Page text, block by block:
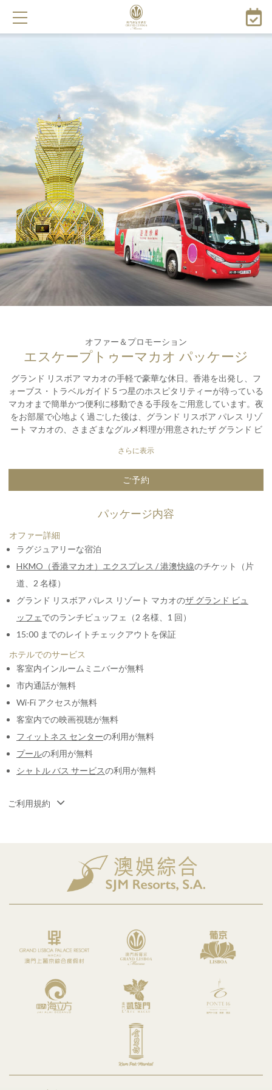
に
移
動
オファー＆プロモーション
エスケープトゥーマカオ パッケージ
グランド リスボア マカオの手軽で豪華な休日。香港を出発し、フ
ォーブス・トラベルガイド 5 つ星のホスピタリティーが待っている
マカオまで簡単かつ便利に移動できる手段をご用意しています。夜
をお部屋で心地よく過ごした後は、グランド リスボア パレス リゾ
ート マカオの、さまざまなグルメ料理が用意されたザ グランド ビ
へのバケーションが気軽にできるこのパッケージでこの街の魅力を
探ってみませんか。
さらに表示
ご予約
パッケージ内容
オファー詳細
ラグジュアリーな宿泊
HKMO（香港マカオ）エクスプレス / 港澳快線のチケット（片
道、2 名様）
グランド リスボア パレス リゾート マカオのザ グランド ビュ
ッフェ でのランチビュッフェ（2 名様、1 回）
15:00 までのレイトチェックアウトを保証
ホテルでのサービス
客室内インルームミニバーが無料
市内通話が無料
Wi-Fi アクセスが無料
客室内での映画視聴が無料
フィットネス センターの利用が無料
プールの利用が無料
シャトル バス サービスの利用が無料
ご利用規約